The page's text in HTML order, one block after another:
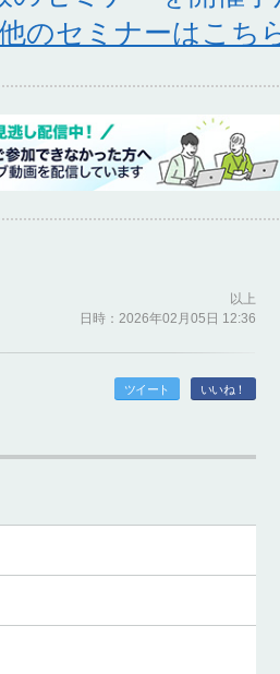
のセミナーはこち
以上
日時：2026年02月05日 12:36
ツイート いいね！